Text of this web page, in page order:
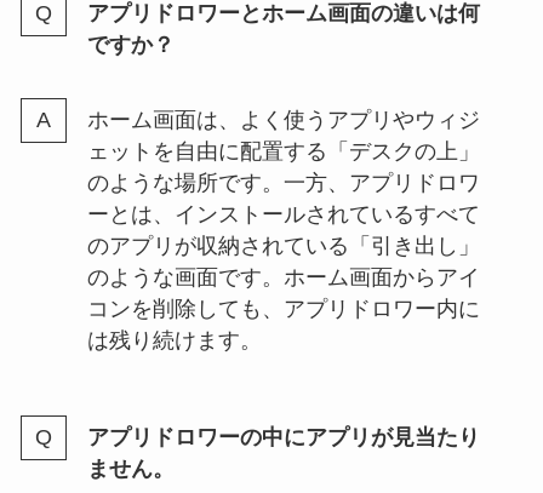
アプリドロワーとホーム画面の違いは何
ですか？
ホーム画面は、よく使うアプリやウィジ
ェットを自由に配置する「デスクの上」
のような場所です。一方、アプリドロワ
ーとは、インストールされているすべて
のアプリが収納されている「引き出し」
のような画面です。ホーム画面からアイ
コンを削除しても、アプリドロワー内に
は残り続けます。
アプリドロワーの中にアプリが見当たり
ません。